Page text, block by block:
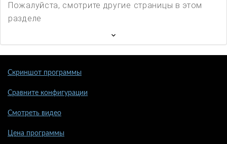
Пожалуйста, смотрите другие страницы в этом
разделе
Скриншот программы
Сравните конфигурации
Смотреть видео
Цена программы